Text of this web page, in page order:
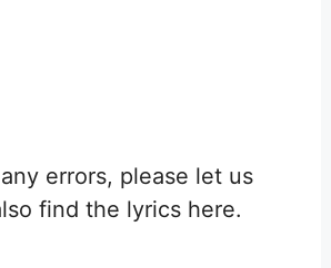
errors, please let us
find the lyrics here.